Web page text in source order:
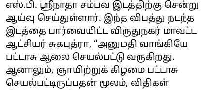
எஸ்.பி. ஸ்ரீநாதா சம்பவ இடத்திற்கு சென்று
ஆய்வு செய்துள்ளார். இந்த விபத்து நடந்த
இடத்தை பார்வையிட்ட விருதுநகர் மாவட்ட
ஆட்சியர் சுகபுத்ரா, “அனுமதி வாங்கியே
பட்டாசு ஆலை செயல்பட்டு வருகிறது.
ஆனாலும், ஞாயிற்றுக் கிழமை பட்டாசு
செயல்பட்டிருப்பதன் மூலம், விதிகள்